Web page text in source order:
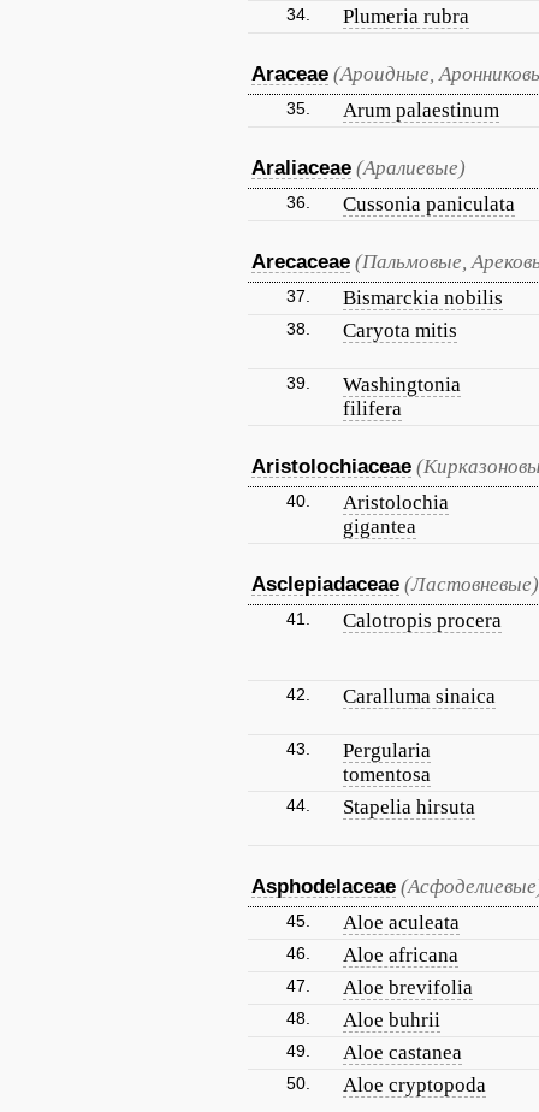
34. Plumeria rubra
Araceae (Ароидные,
35. Arum palaestinum
Araliaceae (Аралиевые)
36. Cussonia paniculata
Arecaceae (Пальмовые,
37. Bismarckia nobilis
38. Caryota mitis
39.
Washingtonia
filifera
Aristolochiaceae
40.
Aristolochia
gigantea
Asclepiadaceae (Ластовневые)
41. Calotropis procera
42. Caralluma sinaica
43.
Pergularia
tomentosa
44. Stapelia hirsuta
Asphodelaceae
45. Aloe aculeata
46. Aloe africana
47. Aloe brevifolia
48. Aloe buhrii
49. Aloe castanea
50. Aloe cryptopoda